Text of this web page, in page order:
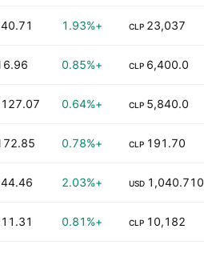
23,037
CLP
+1.93%
40.71 K
6,400.0
CLP
+0.85%
6.96 M
5,840.0
CLP
+0.64%
127.07 K
191.70
CLP
+0.78%
72.85 M
1,040.710
USD
+2.03%
44.46 K
10,182
CLP
+0.81%
11.31 K